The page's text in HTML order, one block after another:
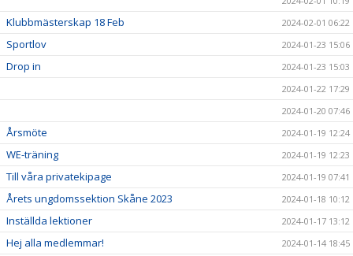
Klubbmästerskap 18 Feb 2024-02-01 06:22
Sportlov 2024-01-23 15:06
Drop in
2024-01-23 15:03
2024-01-22 17:29
2024-01-20 07:46
Årsmöte 2024-01-19 12:24
WE-träning 2024-01-19 12:23
Till våra privatekipage 2024-01-19 07:41
Årets ungdomssektion Skåne 2023 2024-01-18 10:12
Inställda lektioner 2024-01-17 13:12
Hej alla medlemmar! 2024-01-14 18:45